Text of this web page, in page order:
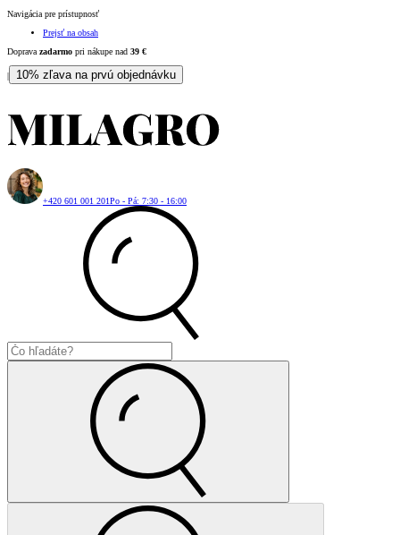
Navigácia pre prístupnosť
Prejsť na obsah
Doprava zadarmo pri nákupe nad 39 €
| 10% zľava na prvú objednávku
+420 601 001 201Po - Pá: 7:30 - 16:00